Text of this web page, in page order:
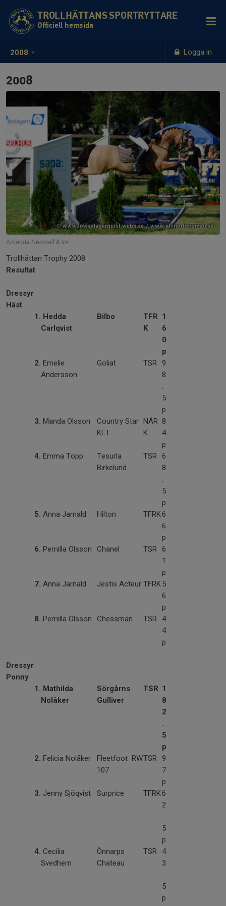
2008 Logga in
TROLLHÄTTANS SPORTRYTTARE
Officiell hemsida
2008
Amanda Hernvall & Ior
Trollhättan Trophy 2008
Resultat
Dressyr
Häst
1. Hedda
Carlqvist
Bilbo
TFR
K
1
6
0
p
2. Emelie
Andersson
Goliat TSR
9
8
.
5
p
3. Manda Olsson
Country Star
KLT
NÄR
K
8
4
p
4. Emma Topp
Tesurla
Birkelund
TSR 6
8
.
5
p
5. Anna Jarnald Hilton TFRK6
6
p
6. Pernilla Olsson Chanel TSR 6
1
p
7. Anna Jarnald Jestis Acteur TFRK5
6
p
8. Pernilla Olsson Chessman TSR
4
4
p
Dressyr
Ponny
1. Mathilda
Nolåker
Sörgårns
Gulliver
TSR 1
8
2
.
5
p
2. Felicia Nolåker
Fleetfoot RW
107
TSR
9
7
p
3. Jenny Sjöqvist Surprice TFRK6
2
.
5
p
4. Cecilia
Svedhem
Önnarps
Chateau
TSR
4
3
.
5
p